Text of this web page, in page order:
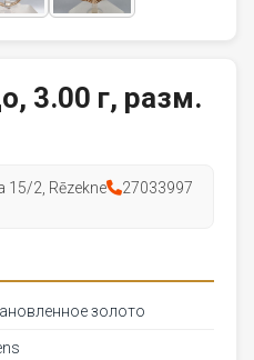
3.00 г, разм.
15/2, Rēzekne
27033997
золото